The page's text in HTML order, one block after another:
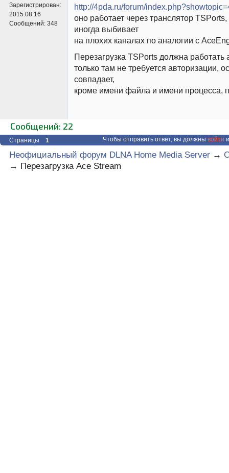
Зарегистрирован:
2015.08.16
Сообщений: 348
http://4pda.ru/forum/
оно работает через транслятор
иногда выбивает
на плохих каналах по аналогии с
Перезагрузка TSPorts должна работать
только там не требуется авторизации,
совпадает,
кроме имени файла и имени процесса,
Сообщений: 22
Страницы 1 Чтобы отправить ответ, вы должны войти
Неофициальный форум DLNA Home Media Server →
→ Перезагрузка Ace Stream